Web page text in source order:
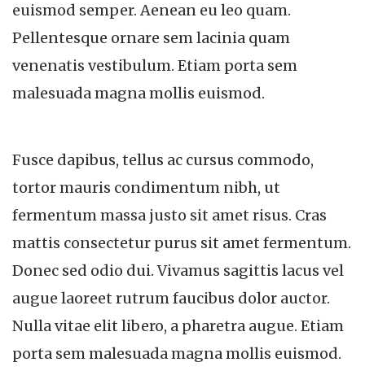
euismod semper. Aenean eu leo quam.
Pellentesque ornare sem lacinia quam
venenatis vestibulum. Etiam porta sem
malesuada magna mollis euismod.
Fusce dapibus, tellus ac cursus commodo,
tortor mauris condimentum nibh, ut
fermentum massa justo sit amet risus. Cras
mattis consectetur purus sit amet fermentum.
Donec sed odio dui. Vivamus sagittis lacus vel
augue laoreet rutrum faucibus dolor auctor.
Nulla vitae elit libero, a pharetra augue. Etiam
porta sem malesuada magna mollis euismod.